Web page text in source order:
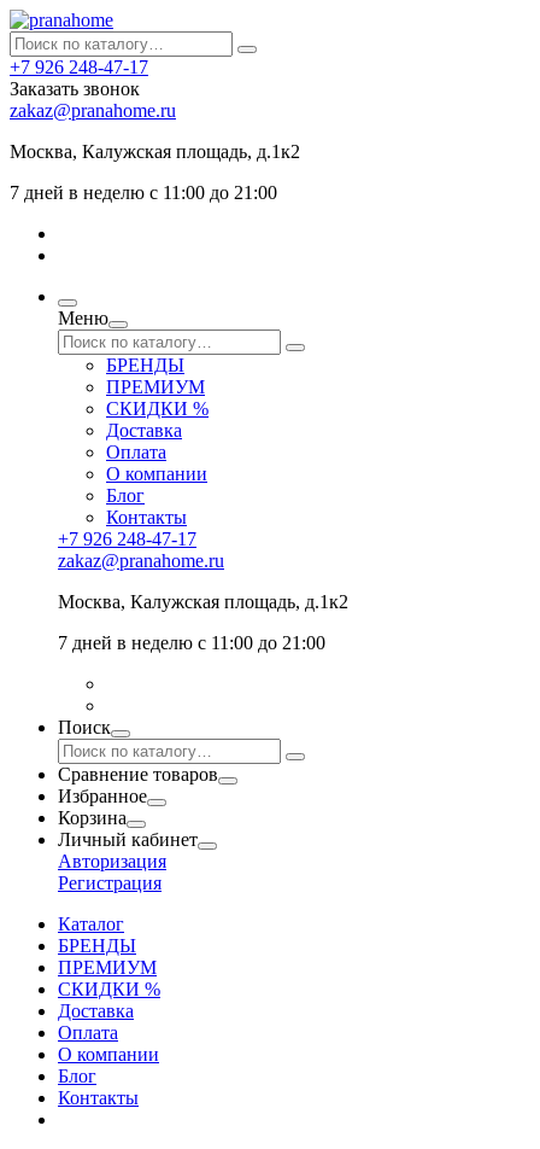
+7 926 248-47-17
Заказать звонок
zakaz@pranahome.ru
Москва, Калужская площадь, д.1к2
7 дней в неделю с 11:00 до 21:00
Меню
БРЕНДЫ
ПРЕМИУМ
СКИДКИ %
Доставка
Оплата
О компании
Блог
Контакты
+7 926 248-47-17
zakaz@pranahome.ru
Москва, Калужская площадь, д.1к2
7 дней в неделю с 11:00 до 21:00
Поиск
Сравнение товаров
Избранное
Корзина
Личный кабинет
Авторизация
Регистрация
Каталог
БРЕНДЫ
ПРЕМИУМ
СКИДКИ %
Доставка
Оплата
О компании
Блог
Контакты